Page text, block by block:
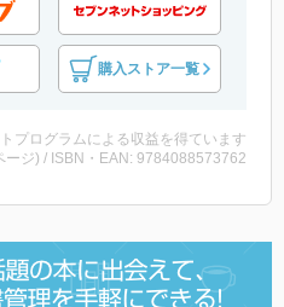
購入ストア一覧
プログラムによる収益を得ています
ジ) / ISBN・EAN: 9784088573762